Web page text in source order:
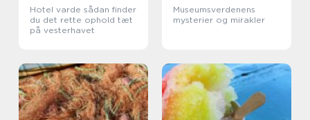
Hotel varde sådan finder
du det rette ophold tæt
på vesterhavet
Museumsverdenens
mysterier og mirakler